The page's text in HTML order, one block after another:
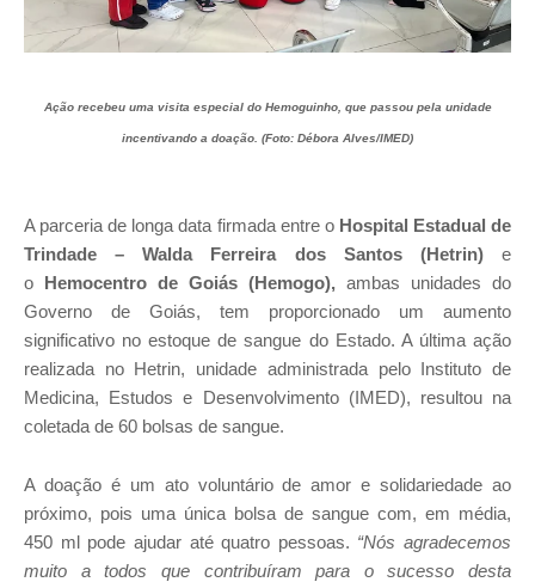
Ação recebeu uma visita especial do Hemoguinho, que passou pela unidade
incentivando a doação. (Foto: Débora Alves/IMED)
A parceria de longa data firmada entre o Hospital Estadual de
Trindade – Walda Ferreira dos Santos (Hetrin)e
o
Hemocentro de Goiás (Hemogo), ambas unidades do
Governo de Goiás, tem proporcionado um aumento
significativo no estoque de sangue do Estado. A última ação
realizada no Hetrin, unidade administrada pelo Instituto de
Medicina, Estudos e Desenvolvimento (IMED), resultou na
coletada de 60 bolsas de sangue.
A doação é um ato voluntário de amor e solidariedade ao
próximo, pois uma única bolsa de sangue com, em média,
450 ml pode ajudar até quatro pessoas. “Nós agradecemos
muito a todos que contribuíram para o sucesso desta